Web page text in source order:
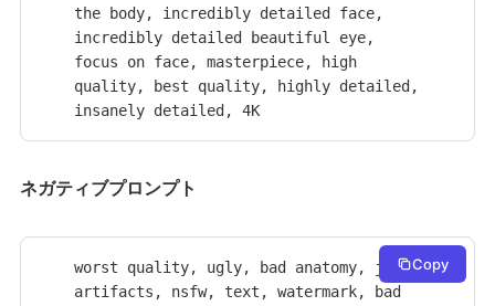
the body, incredibly detailed face,
incredibly detailed beautiful eye,
focus on face, masterpiece, high
quality, best quality, highly detailed,
insanely detailed, 4K
ネガティブプロンプト
worst quality, ugly, bad anatomy, jpeg
artifacts, nsfw, text, watermark, bad
Copy